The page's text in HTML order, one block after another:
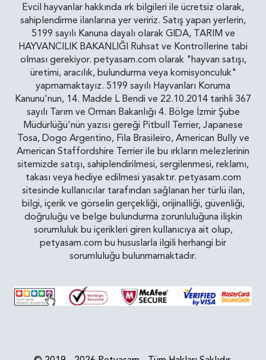
Evcil hayvanlar hakkında ırk bilgileri ile ücretsiz olarak,
sahiplendirme ilanlarına yer veririz. Satış yapan yerlerin,
5199 sayılı Kanuna dayalı olarak GIDA, TARIM ve
HAYVANCILIK BAKANLIĞI Ruhsat ve Kontrollerine tabi
olması gerekiyor. petyasam.com olarak "hayvan satışı,
üretimi, aracılık, bulundurma veya komisyonculuk"
yapmamaktayız. 5199 sayılı Hayvanları Koruma
Kanunu'nun, 14. Madde L Bendi ve 22.10.2014 tarihli 367
sayılı Tarım ve Orman Bakanlığı 4. Bölge İzmir Şube
Müdürlüğü'nün yazısı gereği Pitbull Terrier, Japanese
Tosa, Dogo Argentino, Fila Brasileiro, American Bully ve
American Staffordshire Terrier ile bu ırkların melezlerinin
sitemizde satışı, sahiplendirilmesi, sergilenmesi, reklamı,
takası veya hediye edilmesi yasaktır. petyasam.com
sitesinde kullanıcılar tarafından sağlanan her türlü ilan,
bilgi, içerik ve görselin gerçekliği, orijinalliği, güvenliği,
doğruluğu ve belge bulundurma zorunluluğuna ilişkin
sorumluluk bu içerikleri giren kullanıcıya ait olup,
petyasam.com bu hususlarla ilgili herhangi bir
sorumluluğu bulunmamaktadır.